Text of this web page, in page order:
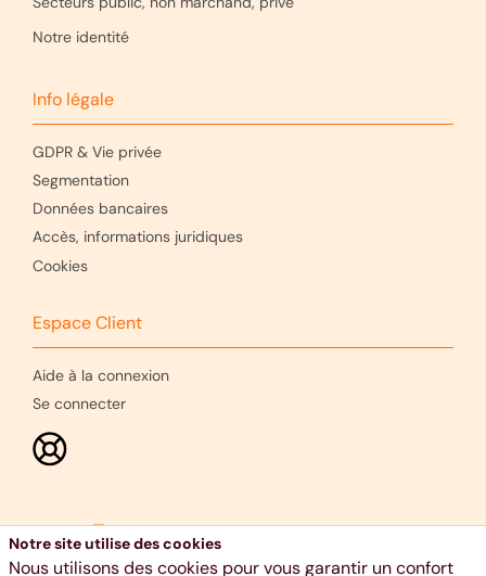
Notre identité
Info légale
GDPR & Vie privée
Segmentation
Données bancaires
Accès, informations juridiques
Cookies
Espace Client
Aide à la connexion
Se connecter
Notre site utilise des cookies
Nous utilisons des cookies pour vous garantir un confort